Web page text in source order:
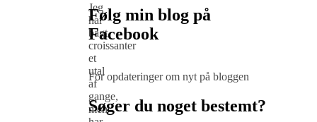
Jeg
har
bagt
croissanter
et
utal
af
gange,
men
Følg min blog på
Facebook
For opdateringer om nyt på bloggen
Søger du noget bestemt?